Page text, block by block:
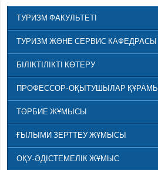
ТУРИЗМ ФАКУЛЬТЕТІ
ТУРИЗМ ЖӘНЕ СЕРВИС КАФЕДРАСЫ
БІЛІКТІЛІКТІ КӨТЕРУ
ПРОФЕССОР-ОҚЫТУШЫЛАР ҚҰРАМЫ
ТӘРБИЕ ЖҰМЫСЫ
ҒЫЛЫМИ ЗЕРТТЕУ ЖҰМЫСЫ
ОҚУ-ӘДІСТЕМЕЛІК ЖҰМЫС